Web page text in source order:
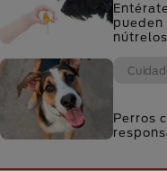
pueden
Perros